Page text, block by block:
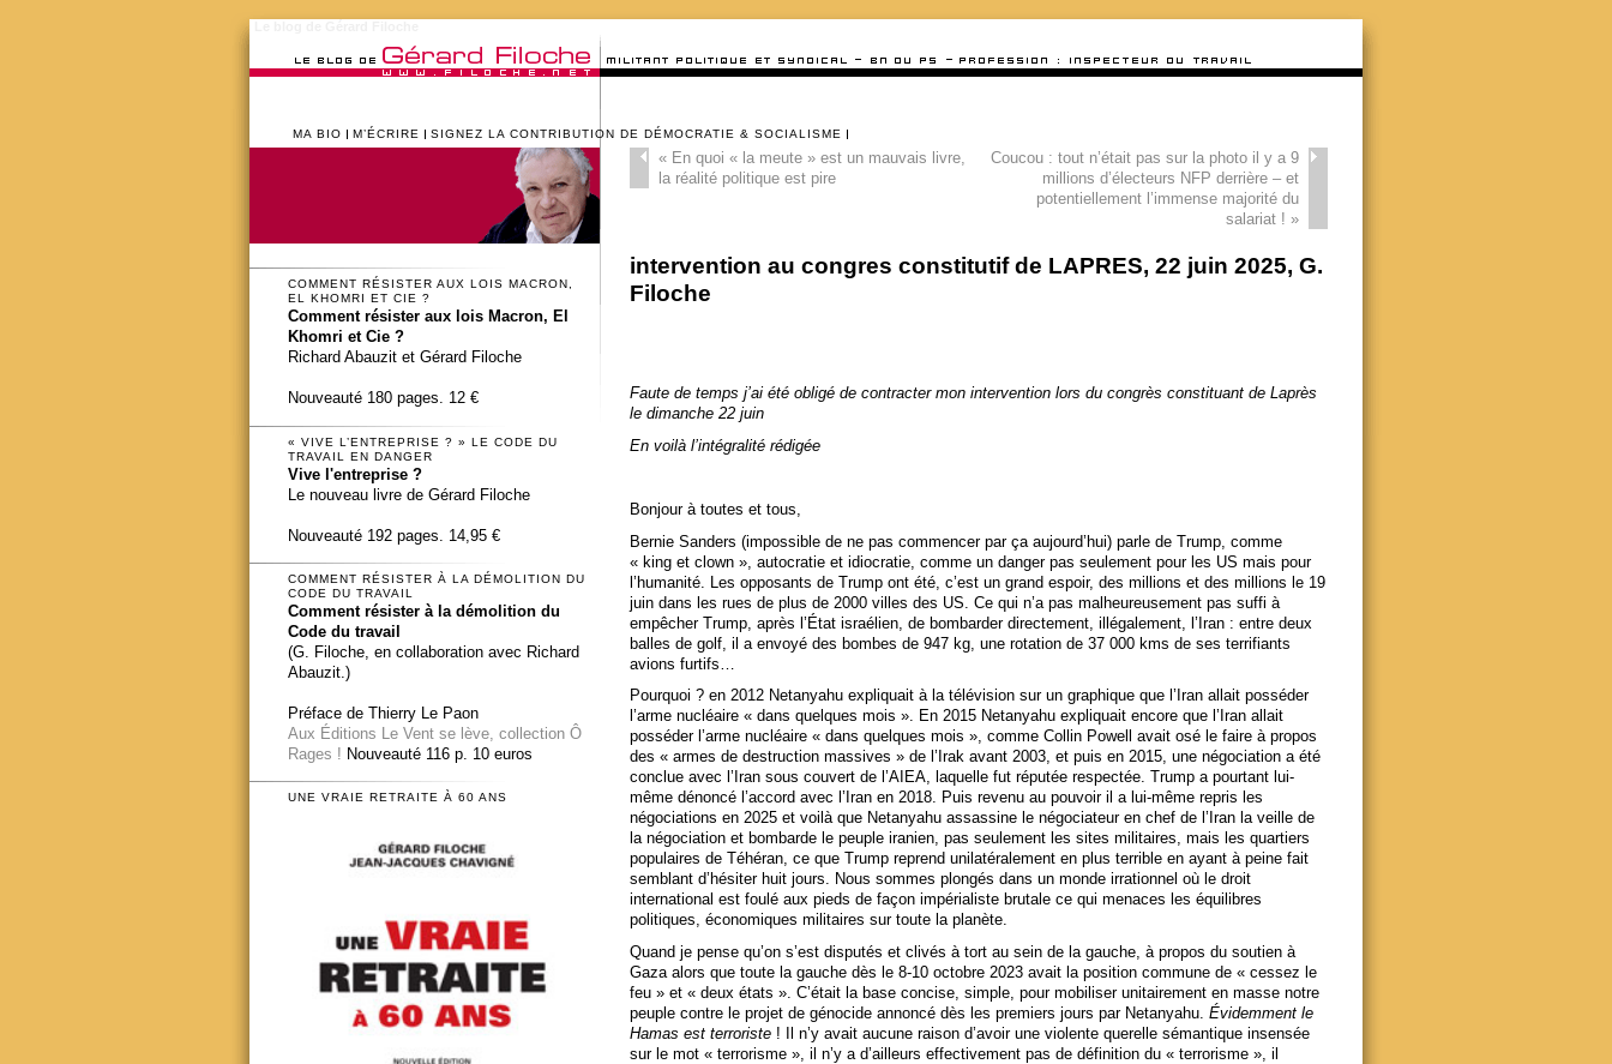
MA BIO M’ÉCRIRE SIGNEZ LA CONTRIBUTION DE DÉMOCRATIE & SOCIALISME
«En quoi « la meute » est un mauvais livre,
la réalité politique est pire
Coucou : tout n’était pas sur la photo il y a 9
millions d’électeurs NFP derrière – et
potentiellement l’immense majorité du
salariat !»
intervention au congres constitutif de LAPRES, 22 juin 2025, G.
Filoche
Faute de temps j’ai été obligé de contracter mon intervention lors du congrès constituant de Laprès
le dimanche 22 juin
En voilà l’intégralité rédigée
Bonjour à toutes et tous,
Bernie Sanders (impossible de ne pas commencer par ça aujourd’hui) parle de Trump, comme
« king et clown », autocratie et idiocratie, comme un danger pas seulement pour les US mais pour
l’humanité. Les opposants de Trump ont été, c’est un grand espoir, des millions et des millions le 19
juin dans les rues de plus de 2000 villes des US. Ce qui n’a pas malheureusement pas suffi à
empêcher Trump, après l’État israélien, de bombarder directement, illégalement, l’Iran : entre deux
balles de golf, il a envoyé des bombes de 947 kg, une rotation de 37 000 kms de ses terrifiants
avions furtifs…
Pourquoi ? en 2012 Netanyahu expliquait à la télévision sur un graphique que l’Iran allait posséder
l’arme nucléaire « dans quelques mois ». En 2015 Netanyahu expliquait encore que l’Iran allait
posséder l’arme nucléaire « dans quelques mois », comme Collin Powell avait osé le faire à propos
des « armes de destruction massives » de l’Irak avant 2003, et puis en 2015, une négociation a été
conclue avec l’Iran sous couvert de l’AIEA, laquelle fut réputée respectée. Trump a pourtant lui-
même dénoncé l’accord avec l’Iran en 2018. Puis revenu au pouvoir il a lui-même repris les
négociations en 2025 et voilà que Netanyahu assassine le négociateur en chef de l’Iran la veille de
la négociation et bombarde le peuple iranien, pas seulement les sites militaires, mais les quartiers
populaires de Téhéran, ce que Trump reprend unilatéralement en plus terrible en ayant à peine fait
semblant d’hésiter huit jours. Nous sommes plongés dans un monde irrationnel où le droit
international est foulé aux pieds de façon impérialiste brutale ce qui menaces les équilibres
politiques, économiques militaires sur toute la planète.
Quand je pense qu’on s’est disputés et clivés à tort au sein de la gauche, à propos du soutien à
Gaza alors que toute la gauche dès le 8-10 octobre 2023 avait la position commune de « cessez le
feu » et « deux états ». C’était la base concise, simple, pour mobiliser unitairement en masse notre
peuple contre le projet de génocide annoncé dès les premiers jours par Netanyahu. Évidemment le
Hamas est terroriste! Il n’y avait aucune raison d’avoir une violente querelle sémantique insensée
sur le mot « terrorisme », il n’y a d’ailleurs effectivement pas de définition du « terrorisme », il
COMMENT RÉSISTER AUX LOIS MACRON,
EL KHOMRI ET CIE ?
Comment résister aux lois Macron, El
Khomri et Cie ?
Richard Abauzit et Gérard Filoche
Nouveauté 180 pages. 12 €
« VIVE L’ENTREPRISE ? » LE CODE DU
TRAVAIL EN DANGER
Vive l'entreprise ?
Le nouveau livre de Gérard Filoche
Nouveauté 192 pages. 14,95 €
COMMENT RÉSISTER À LA DÉMOLITION DU
CODE DU TRAVAIL
Comment résister à la démolition du
Code du travail
(G. Filoche, en collaboration avec Richard
Abauzit.)
Préface de Thierry Le Paon
Aux Éditions Le Vent se lève, collection Ô
Rages ! Nouveauté 116 p. 10 euros
UNE VRAIE RETRAITE À 60 ANS